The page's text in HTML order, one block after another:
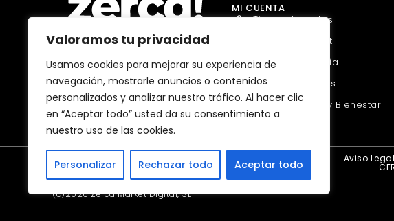
Valoramos tu privacidad
Usamos cookies para mejorar su experiencia de
navegación, mostrarle anuncios o contenidos
personalizados y analizar nuestro tráfico. Al hacer clic
en “Aceptar todo” usted da su consentimiento a
nuestro uso de las cookies.
Personalizar Rechazar todo Aceptar todo
Comercios, productores y
distribuidores locales. Pagan
impuestos aquí, y dinamizan
economía y empleo en tu
comunidad.
MI CUENTA
Tienda Juguetes
Tienda Gourmet
Tienda Droguería
Tienda Mascotas
Tienda Belleza y Bienestar
Aviso Legal
(c)2026 Zerca Market Digital, SL